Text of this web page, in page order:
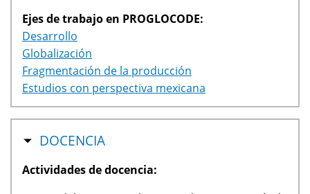
Ejes de trabajo en PROGLOCODE:
Desarrollo
Globalización
Fragmentación de la producción
Estudios con perspectiva mexicana
OCULTAR
DOCENCIA
Actividades de docencia: